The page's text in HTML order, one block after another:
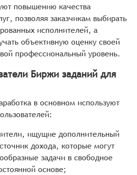
повышению качества
позволяя заказчикам выбирать
исполнителей, а
объективную оценку своей
профессиональный уровень.
Биржи заданий для
в основном используют
ищущие дополнительный
дохода, которые могут
задачи в свободное
основе;